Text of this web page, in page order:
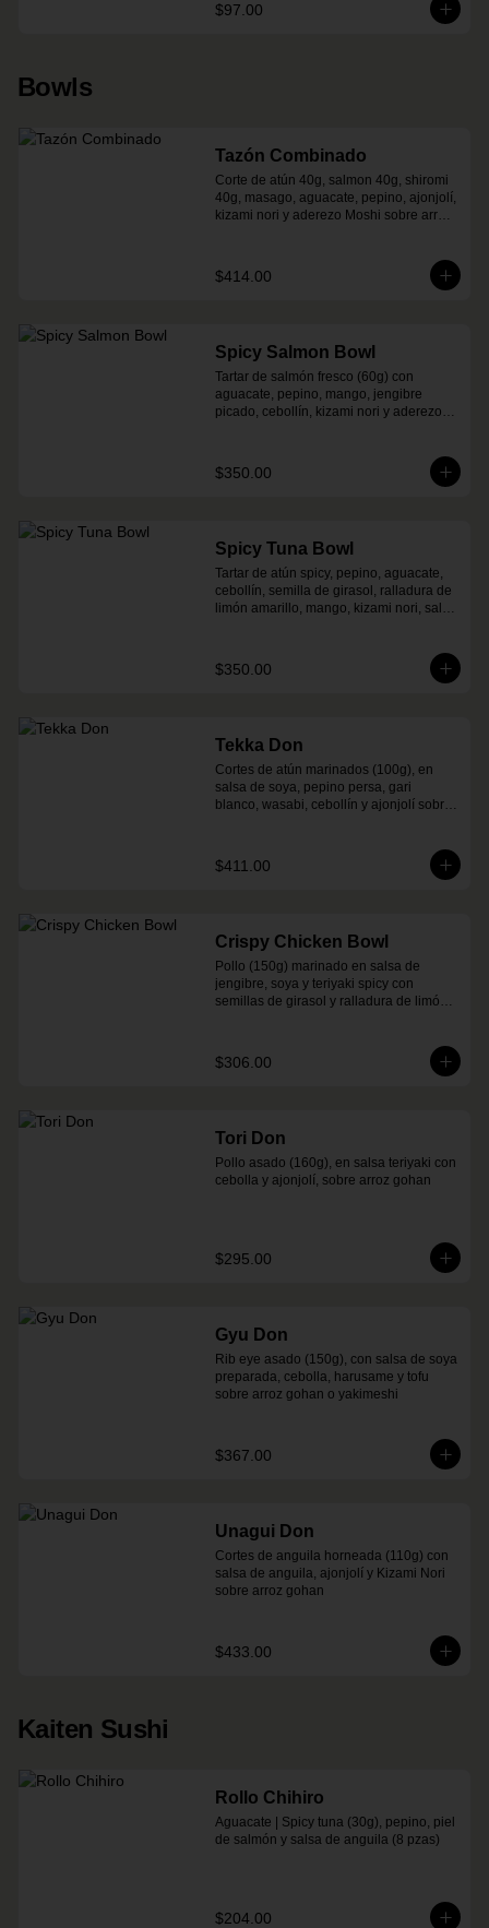
$97.00
Bowls
Tazón Combinado
Corte de atún 40g, salmon 40g, shiromi
40g, masago, aguacate, pepino, ajonjolí,
kizami nori y aderezo Moshi sobre arroz
$414.00
Spicy Salmon Bowl
Tartar de salmón fresco (60g) con
aguacate, pepino, mango, jengibre
picado, cebollín, kizami nori y aderezo
$350.00
Spicy Tuna Bowl
Tartar de atún spicy, pepino, aguacate,
cebollín, semilla de girasol, ralladura de
limón amarillo, mango, kizami nori, salsa
$350.00
Tekka Don
Cortes de atún marinados (100g), en
salsa de soya, pepino persa, gari
blanco, wasabi, cebollín y ajonjolí sobre
$411.00
Crispy Chicken Bowl
Pollo (150g) marinado en salsa de
jengibre, soya y teriyaki spicy con
semillas de girasol y ralladura de limón
$306.00
Tori Don
Pollo asado (160g), en salsa teriyaki con
cebolla y ajonjolí, sobre arroz gohan
$295.00
Gyu Don
Rib eye asado (150g), con salsa de soya
preparada, cebolla, harusame y tofu
sobre arroz gohan o yakimeshi
$367.00
Unagui Don
Cortes de anguila horneada (110g) con
salsa de anguila, ajonjolí y Kizami Nori
sobre arroz gohan
$433.00
Kaiten Sushi
Rollo Chihiro
Aguacate | Spicy tuna (30g), pepino, piel
de salmón y salsa de anguila (8 pzas)
$204.00